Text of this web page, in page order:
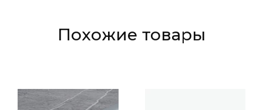
Похожие товары